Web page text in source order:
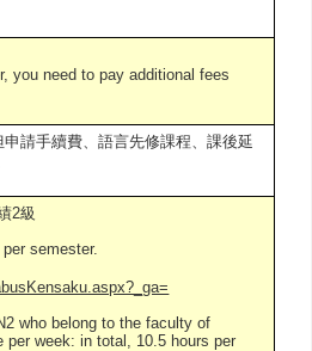
you need to pay additional fees
請手續費、語言先修課程、課後延
2級
semester.
who belong to the faculty of
week: in total, 10.5 hours per